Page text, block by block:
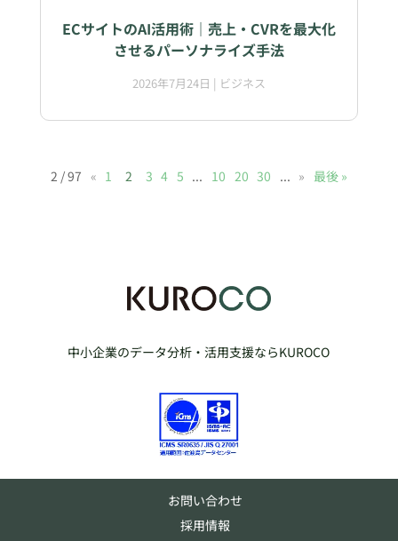
ECサイトのAI活用術｜売上・CVRを最大化
させるパーソナライズ手法
2026年7月24日 | ビジネス
2 / 97 « 1 2 3 4 5 ... 10 20 30 ... » 最後 »
中小企業のデータ分析・活用支援ならKUROCO
お問い合わせ
採用情報